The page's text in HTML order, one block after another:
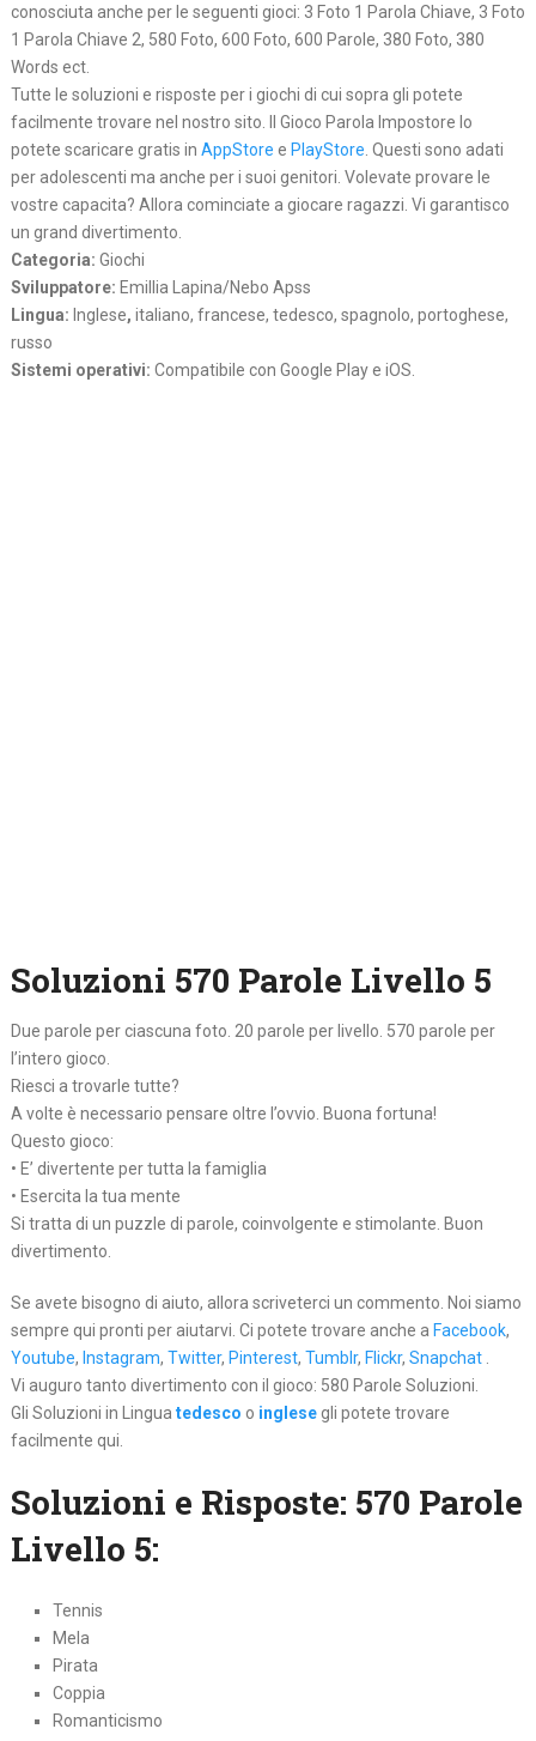
conosciuta anche per le seguenti gioci: 3 Foto 1 Parola Chiave, 3 Foto
1 Parola Chiave 2, 580 Foto, 600 Foto, 600 Parole, 380 Foto, 380
Words ect.
Tutte le soluzioni e risposte per i giochi di cui sopra gli potete
facilmente trovare nel nostro sito. Il Gioco Parola Impostore lo
potete scaricare gratis in AppStore e PlayStore. Questi sono adati
per adolescenti ma anche per i suoi genitori. Volevate provare le
vostre capacita? Allora cominciate a giocare ragazzi. Vi garantisco
un grand divertimento.
Categoria: Giochi
Sviluppatore: Emillia Lapina/Nebo Apss
Lingua: Inglese, italiano, francese, tedesco, spagnolo, portoghese,
russo
Sistemi operativi: Compatibile con Google Play e iOS.
Soluzioni 570 Parole Livello 5
Due parole per ciascuna foto. 20 parole per livello. 570 parole per
l’intero gioco.
Riesci a trovarle tutte?
A volte è necessario pensare oltre l’ovvio. Buona fortuna!
Questo gioco:
• E’ divertente per tutta la famiglia
• Esercita la tua mente
Si tratta di un puzzle di parole, coinvolgente e stimolante. Buon
divertimento.
Se avete bisogno di aiuto, allora scriveterci un commento. Noi siamo
sempre qui pronti per aiutarvi. Ci potete trovare anche a Facebook,
Youtube, Instagram, Twitter, Pinterest, Tumblr, Flickr, Snapchat.
Vi auguro tanto divertimento con il gioco: 580 Parole Soluzioni.
Gli Soluzioni in Lingua tedesco o inglesegli potete trovare
facilmente qui.
Soluzioni e Risposte: 570 Parole
Livello 5:
Tennis
Mela
Pirata
Coppia
Romanticismo